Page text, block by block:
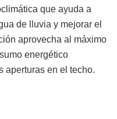
que ayuda a
de lluvia y mejorar el
aprovecha al máximo
energético
aperturas en el techo.